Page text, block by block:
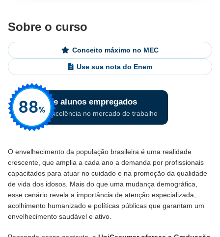
Sobre o curso
Conceito máximo no MEC
Use sua nota do Enem
O envelhecimento da população brasileira é uma realidade
crescente, que amplia a cada ano a demanda por profissionais
capacitados para atuar no cuidado e na promoção da qualidade
de vida dos idosos. Mais do que uma mudança demográfica,
esse cenário revela a importância de atenção especializada,
acolhimento humanizado e políticas públicas que garantam um
envelhecimento saudável e ativo.